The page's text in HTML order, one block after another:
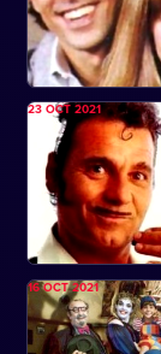
23 OCT 2021
16 OCT 2021